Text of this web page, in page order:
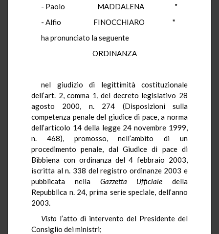
- Paolo MADDALENA "
- Alfio FINOCCHIARO "
ha pronunciato la seguente
ORDINANZA
nel giudizio di legittimità costituzionale
dell’art. 2, comma 1, del decreto legislativo 28
agosto 2000, n. 274 (Disposizioni sulla
competenza penale del giudice di pace, a norma
dell’articolo 14 della legge 24 novembre 1999,
n. 468), promosso, nell’ambito di un
procedimento penale, dal Giudice di pace di
Bibbiena con ordinanza del 4 febbraio 2003,
iscritta al n. 338 del registro ordinanze 2003 e
pubblicata nella Gazzetta Ufficiale della
Repubblica n. 24, prima serie speciale, dell’anno
2003.
Visto l’atto di intervento del Presidente del
Consiglio dei ministri;